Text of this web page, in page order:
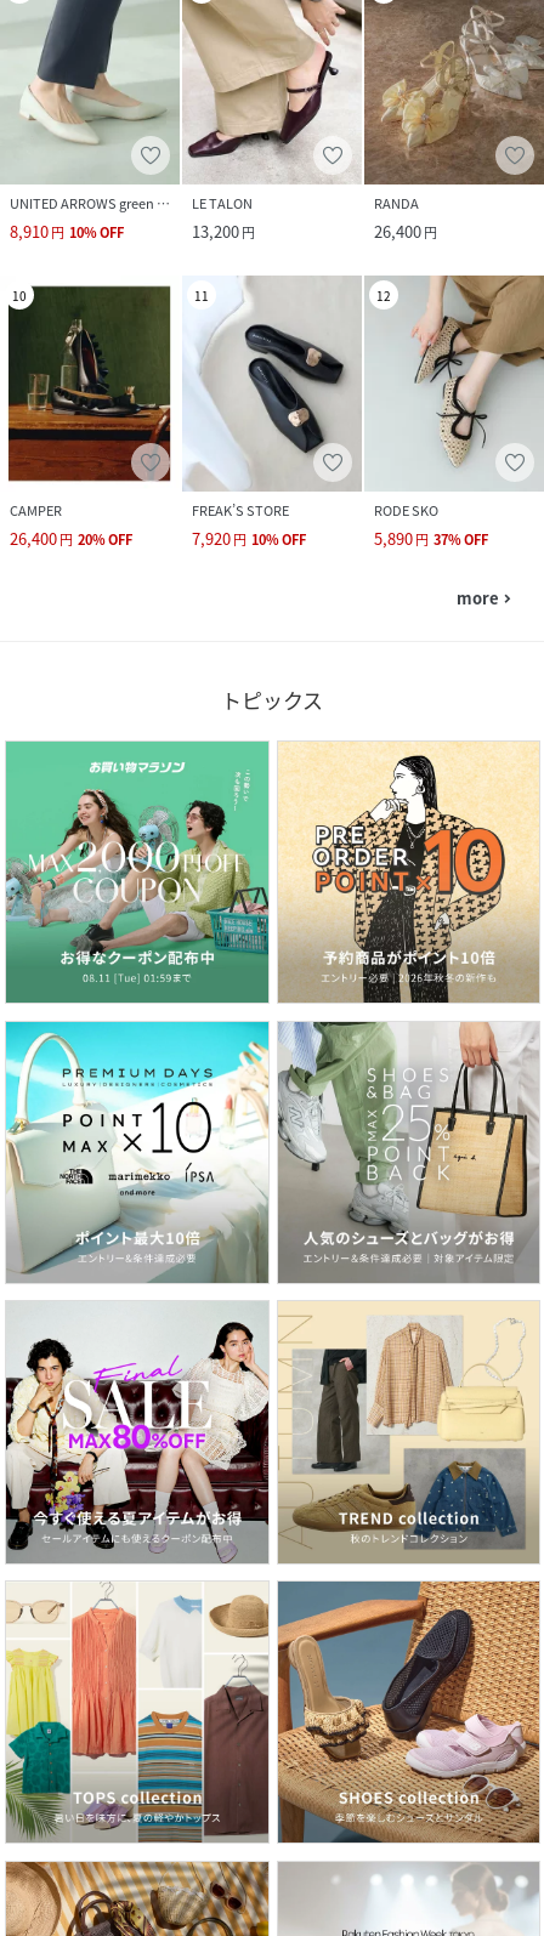
UNITED ARROWS green label relaxing
8,910円 10%OFF
LE TALON
13,200円
RANDA
26,400円
10
CAMPER
26,400円 20%OFF
11
FREAK’S STORE
7,920円 10%OFF
12
RODE SKO
5,890円 37%OFF
more navigate_next
トピックス